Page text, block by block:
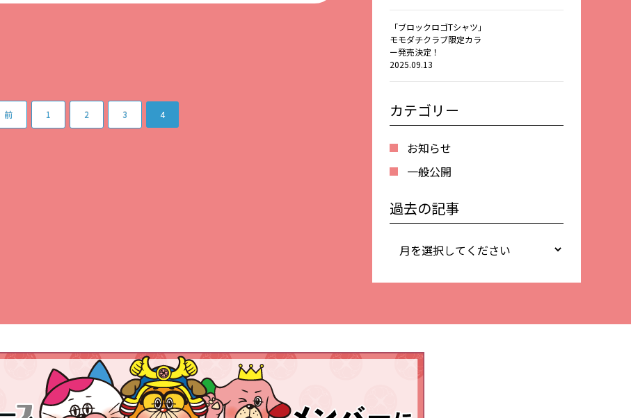
前 1 2 3 4
「ブロックロゴTシャツ」
モモダチクラブ限定カラ
ー発売決定！
2025.09.13
カテゴリー
お知らせ
一般公開
過去の記事